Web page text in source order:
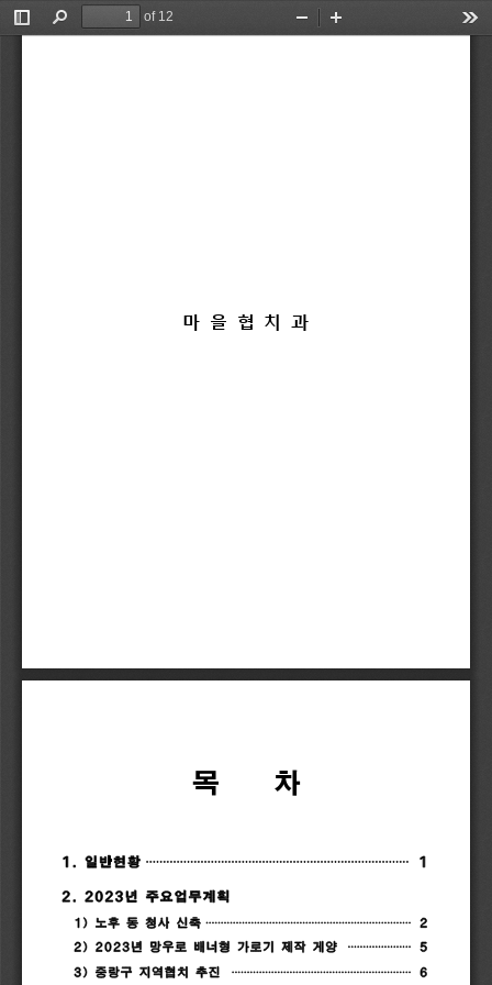
Toggle
Find
of 12
Zoom
마 을 협 치 과
목 차
1. 일반현황 ············································································· 1
2. 2023년 주요업무계획
1) 노후 동 청사 신축 ····································································
2
2) 2023년 망우로 배너형 가로기 제작 게양 ·····················
5
3) 중랑구 지역협치 추진 ··························································· 6